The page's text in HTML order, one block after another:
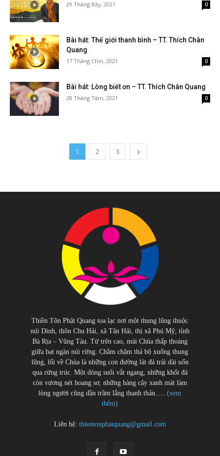
29 Tháng Bảy, 2021 0
Bài hát: Thế giới thanh bình – TT. Thích Chân
Quang
17 Tháng Chín, 2021 0
Bài hát: Lòng biết ơn – TT. Thích Chân Quang
28 Tháng Tám, 2021 0
1 2 3
Thiền Tôn Phật Quang tọa lạc nơi một thung lũng thuộc
núi Dinh, thôn Chu Hải, xã Tân Hải, thị xã Phú Mỹ, tỉnh
Bà Rịa – Vũng Tàu. Từ trên cao, mái Chùa thấp thoáng
giữa bạt ngàn núi rừng. Chầm chậm thả bộ xuống thung
lũng, lối về Chùa là những con đường lát đá trải dài uốn
qua rừng trúc. Một dòng suối vắt ngang, những khối đá
còn vương nét hoang sơ, những hàng cây xanh mát làm
lòng người cũng dần trầm lắng thanh thản.....(xem
thêm)
Liên hệ: thientonphatquang@gmail.com